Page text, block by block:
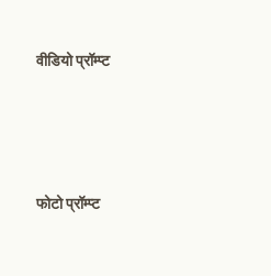
वीडियो प्रॉम्प्ट
फोटो प्रॉम्प्ट